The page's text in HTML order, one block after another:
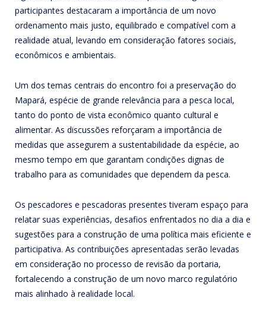
participantes destacaram a importância de um novo
ordenamento mais justo, equilibrado e compatível com a
realidade atual, levando em consideração fatores sociais,
econômicos e ambientais.
Um dos temas centrais do encontro foi a preservação do
Mapará, espécie de grande relevância para a pesca local,
tanto do ponto de vista econômico quanto cultural e
alimentar. As discussões reforçaram a importância de
medidas que assegurem a sustentabilidade da espécie, ao
mesmo tempo em que garantam condições dignas de
trabalho para as comunidades que dependem da pesca.
Os pescadores e pescadoras presentes tiveram espaço para
relatar suas experiências, desafios enfrentados no dia a dia e
sugestões para a construção de uma política mais eficiente e
participativa. As contribuições apresentadas serão levadas
em consideração no processo de revisão da portaria,
fortalecendo a construção de um novo marco regulatório
mais alinhado à realidade local.